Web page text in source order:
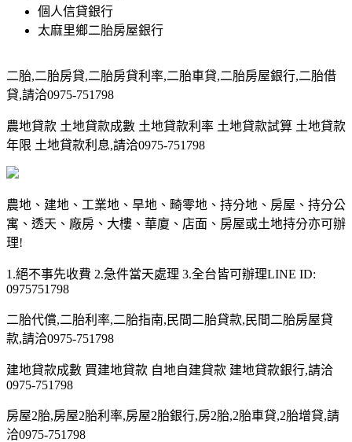
個人信貸銀行
太麻里鄉二胎房屋銀行
二胎,二胎房貸,二胎房貸利率,二胎車貸,二胎房屋銀行,二胎借
貸,請洽0975-751798
農地貸款 土地貸款成數 土地貸款利率 土地貸款試算 土地貸款
年限 土地貸款利息,請洽0975-751798
農地、建地、工業地、旱地、畸零地、持分地、房屋、持分公
寓、透天、廠房、大樓、華廈、店面、房屋或土地持分亦可辦
理!
1.絕不事先收費 2.急件當天處理 3.全台皆可辦理LINE ID:
0975751798
二胎代償,二胎利率,二胎指南,民間二胎貸款,民間二胎房屋貸
款,請洽0975-751798
建地貸款成數 買建地貸款 自地自建貸款 建地貸款銀行,請洽
0975-751798
房屋2胎,房屋2胎利率,房屋2胎銀行,房2胎,2胎車貸,2胎增貸,請
洽0975-751798